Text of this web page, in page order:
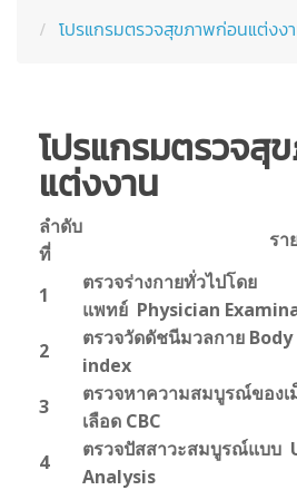
โปรแกรมตรวจสุขภาพก่อนแต่งง
โปรแกรมตรวจสุ
แต่งงาน
ลำดับ
ที่
รายกา
1
ตรวจร่างกายทั่วไปโดย
แพทย์ Physician
2
ตรวจวัดดัชนีมวลกาย Body
index
3
ตรวจหาความสมบูรณ์ของเ
เลือด CBC
4
ตรวจปัสสาวะสมบูรณ์แบบ
Analysis